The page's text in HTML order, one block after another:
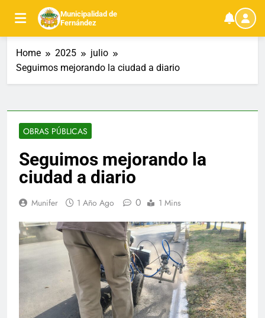
content
Municipalidad de
Fernández
Home 2025
julio
Seguimos mejorando la ciudad a diario
OBRAS PÚBLICAS
Seguimos mejorando la
ciudad a diario
Munifer 1 Año Ago 0 1 Mins